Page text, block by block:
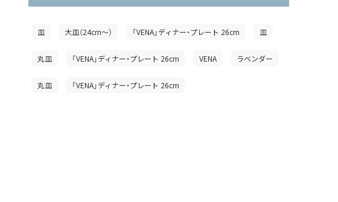
皿 大皿（24cm〜） 「VENA」ディナー・プレート 26cm 皿
丸皿 「VENA」ディナー・プレート 26cm VENA ラベンダー
丸皿 「VENA」ディナー・プレート 26cm